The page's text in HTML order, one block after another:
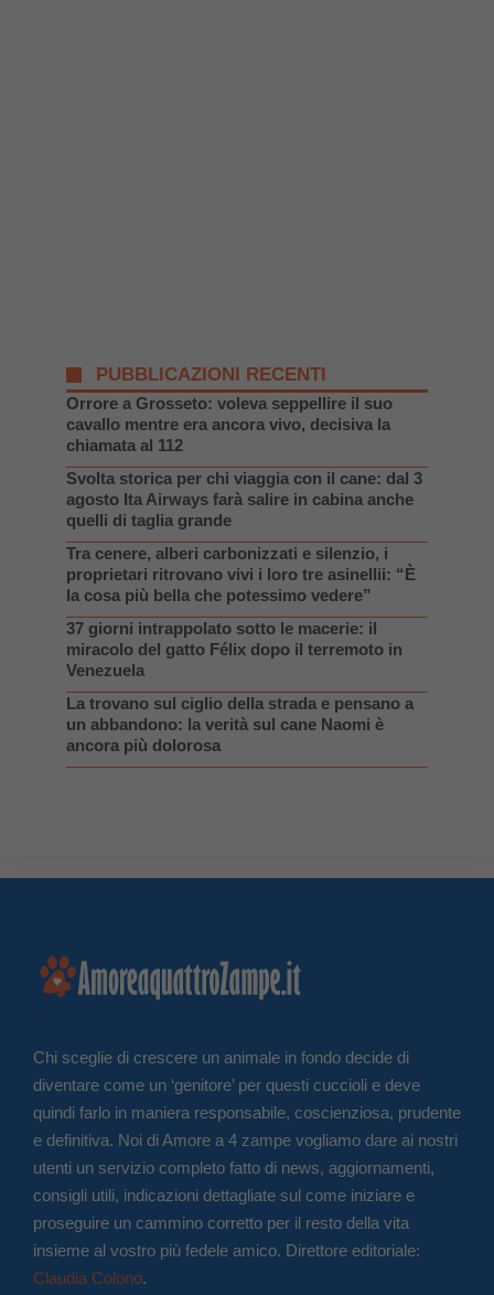
PUBBLICAZIONI RECENTI
Orrore a Grosseto: voleva seppellire il suo
cavallo mentre era ancora vivo, decisiva la
chiamata al 112
Svolta storica per chi viaggia con il cane: dal 3
agosto Ita Airways farà salire in cabina anche
quelli di taglia grande
Tra cenere, alberi carbonizzati e silenzio, i
proprietari ritrovano vivi i loro tre asinellii: “È
la cosa più bella che potessimo vedere”
37 giorni intrappolato sotto le macerie: il
miracolo del gatto Félix dopo il terremoto in
Venezuela
La trovano sul ciglio della strada e pensano a
un abbandono: la verità sul cane Naomi è
ancora più dolorosa
Chi sceglie di crescere un animale in fondo decide di
diventare come un ‘genitore’ per questi cuccioli e deve
quindi farlo in maniera responsabile, coscienziosa, prudente
e definitiva. Noi di Amore a 4 zampe vogliamo dare ai nostri
utenti un servizio completo fatto di news, aggiornamenti,
consigli utili, indicazioni dettagliate sul come iniziare e
proseguire un cammino corretto per il resto della vita
insieme al vostro più fedele amico. Direttore editoriale:
Claudia Colono.